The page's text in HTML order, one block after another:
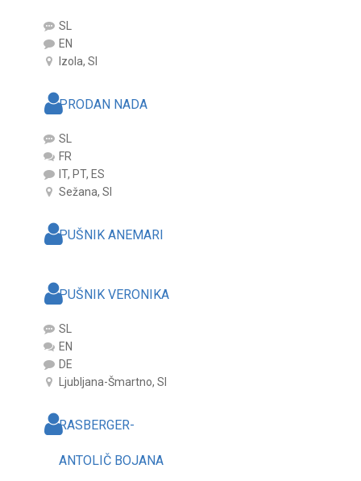
SL
EN
Izola, SI
PRODAN NADA
SL
FR
IT, PT, ES
Sežana, SI
PUŠNIK ANEMARI
PUŠNIK VERONIKA
SL
EN
DE
Ljubljana-Šmartno, SI
RASBERGER-
ANTOLIČ BOJANA